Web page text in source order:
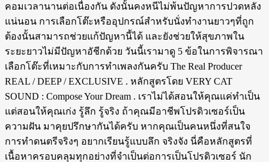
คอมเวลานานต่อเนื่องกัน ดังนั้นคงหนีไม่พ้นปัญหาการปวดหลัง
แน่นอน การเลือกโต๊ะหรืออุปกรณ์สำหรับนั่งทำงานยาวๆที่ถูก
ต้องนั้นสามารถช่วยแก้ปัญหานี้ได้ และยังช่วยให้สุขภาพใน
ระยะยาวไม่มีปัญหาอัชีกด้วย วันนี้เรามาดู 5 ข้อในการพิจารณา
เลือกโต๊ะที่เหมาะกับการทำเพลงกันครับ The Real Producer
REAL / DEEP / EXCLUSIVE . หลักสูตรโดย VERY CAT
SOUND : Compose Your Dream . เราไม่ได้สอนให้คุณแค่ทำเป็น
แต่สอนให้คุณเก่ง รู้ลึก รู้จริง ถ้าคุณมีอาชีพโปรดิวเซอร์เป็น
ความฝัน มาคุยปรึกษากันได้ครับ หากคุณเป็นคนหนึ่งที่สนใจ
การทำดนตรีจริงๆ อยากเรียนรู้แบบลึก จริงจัง นี่คือหลักสูตรที่
เนื้อหาครอบคลุมทุกอย่างที่จำเป็นต่อการเป็นโปรดิวเซอร์ นัก